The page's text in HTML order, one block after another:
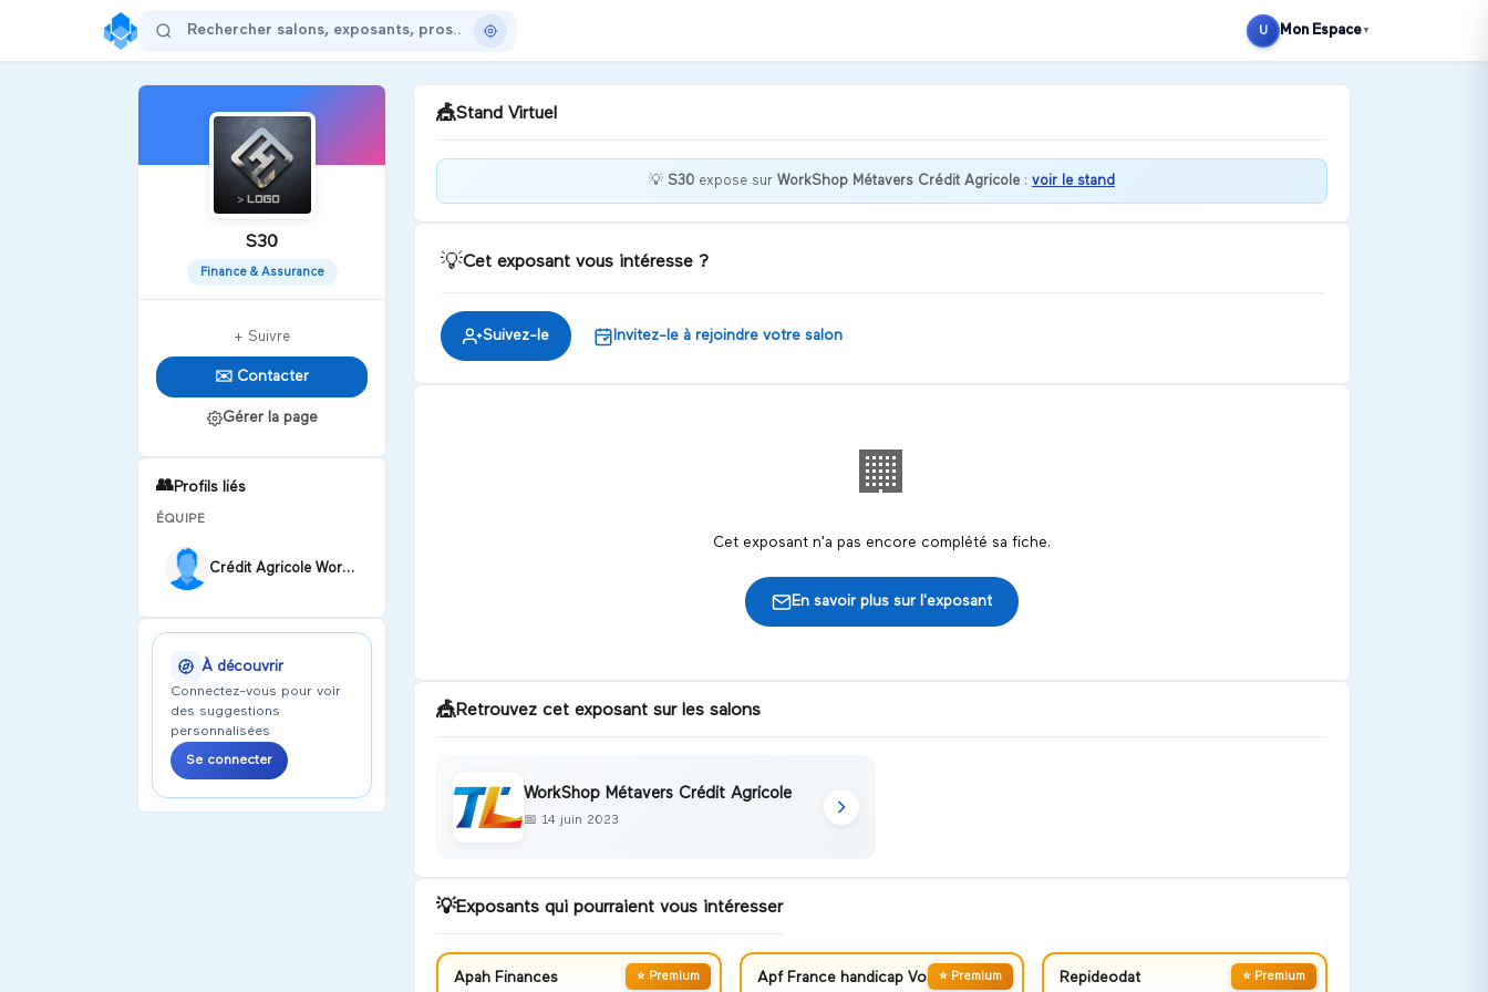
U Mon Espace ▼
S30
Finance & Assurance
+ Suivre
✉️ Contacter
Gérer la page
👥Profils liés
ÉQUIPE
Crédit Agricole WorkShop
À découvrir
Connectez-vous pour voir
des suggestions
personnalisées
Se connecter
🎪Stand Virtuel
Discuter
💡 S30 expose sur WorkShop Métavers Crédit Agricole : voir le stand
💡Cet exposant vous intéresse ?
Suivez-le Invitez-le à rejoindre votre salon
🏢
Cet exposant n'a pas encore complété sa fiche.
En savoir plus sur l'exposant
🎪Retrouvez cet exposant sur les salons
WorkShop Métavers Crédit Agricole
📅 14 juin 2023
💡Exposants qui pourraient vous intéresser
⭐ Premium
Apah Finances ⭐ Premium
Apf France handicap Vosges ⭐ Premium
Repideodat